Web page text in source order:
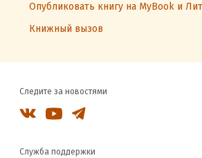
Опубликовать книгу на MyBook и
Книжный вызов
Следите за новостями
Служба поддержки